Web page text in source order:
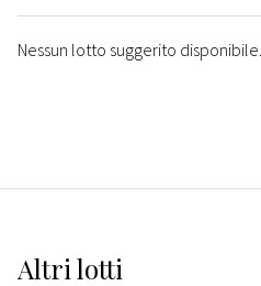
Nessun lotto suggerito disponibile.
Altrilotti